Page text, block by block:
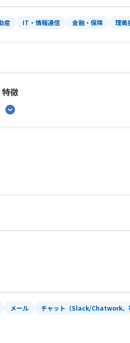
産 IT・情報通信 金融・保険 理美
特徴
メール チャット（Slack/Chatwork、